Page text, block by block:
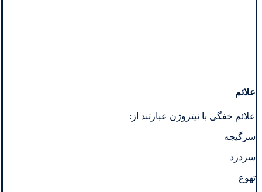
علائم
علائم خفگی با نیتروژن عبارتند از:
سرگیجه
سردرد
تهوع